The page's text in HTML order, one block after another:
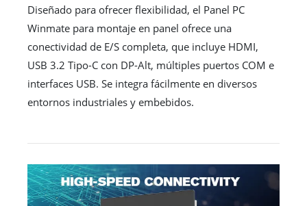
Diseñado para ofrecer flexibilidad, el Panel PC
Winmate para montaje en panel ofrece una
conectividad de E/S completa, que incluye HDMI,
USB 3.2 Tipo-C con DP-Alt, múltiples puertos COM e
interfaces USB. Se integra fácilmente en diversos
entornos industriales y embebidos.